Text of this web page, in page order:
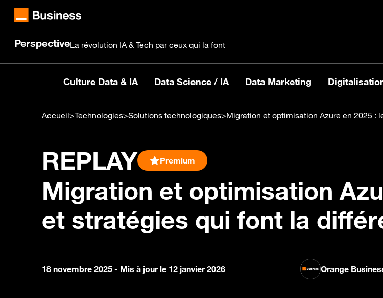
PerspectiveLa révolution IA & Tech par ceux qui la font
Culture Data & IA Data Science / IA Data Marketing
Accueil>Technologies>Solutions technologiques>Migration et optimisation Azure en 2025 :
REPLAY Premium
Migration et optimisation
et stratégies qui font la
18 novembre 2025 - Mis à jour le 12 janvier 2026 Orange